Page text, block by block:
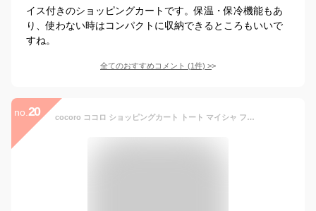
イス付きのショッピングカートです。保温・保冷機能もあ
り、使わない時はコンパクトに収納できるところもいいで
すね。
全てのおすすめコメント (1件) >
no. 20 cocoro ココロ ショッピングカート トート マイシャ フロリアン アデリーヌ 折りたたみ おしゃれ 軽量 軽い ショッピング カート ショッピングバッグ キャスター付き キャリーバッグ キャリーカート キャリー バッグ 保冷バッグ 保冷 カート ( 買い物カート トートバッグ )